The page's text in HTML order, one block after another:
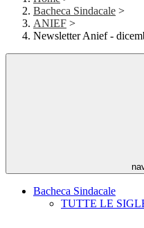
Bacheca Sindacale >
ANIEF >
Newsletter Anief -
Bacheca Sindacale
TUTTE LE